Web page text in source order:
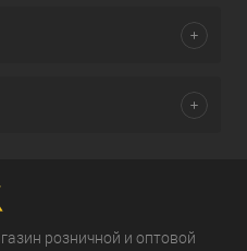
розничной и оптовой